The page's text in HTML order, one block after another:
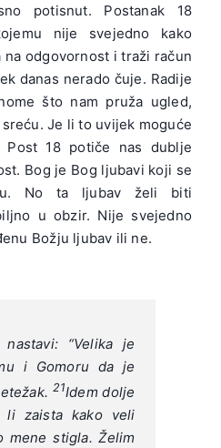
potisnut. Postanak 18
nije svejedno kako
na odgovornost i traži račun
danas nerado čuje. Radije
što nam pruža ugled,
Je li to uvijek moguće
Post 18 potiče nas dublje
Bog je Bog ljubavi koji se
No ta ljubav želi biti
u obzir. Nije svejedno
Božju ljubav ili ne.
nastavi: “Velika je
i Gomoru da je
21Idem dolje
li zaista kako veli
mene stigla. Želim